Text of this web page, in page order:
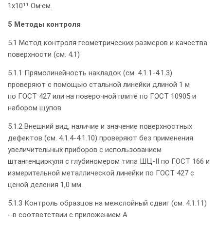
1x10¹¹ Ом·см.
5 Методы контроля
5.1 Метод контроля геометрических размеров и качества
поверхности (см. 4.1)
5.1.1 Прямолинейность накладок (см. 4.1.1-4.1.3)
проверяют с помощью стальной линейки длиной 1 м
по ГОСТ 427 или на поверочной плите по ГОСТ 10905 и
набором щупов.
5.1.2 Внешний вид, наличие и значение поверхностных
дефектов (см. 4.1.4-4.1.10) проверяют без применения
увеличительных приборов с использованием
штангенциркуля с глубиномером типа ШЦ-II по ГОСТ 166 и
измерительной металлической линейки по ГОСТ 427 с
ценой деления 1,0 мм.
5.1.3 Контроль образцов на межслойный сдвиг (см. 4.1.11)
- в соответствии с приложением А.